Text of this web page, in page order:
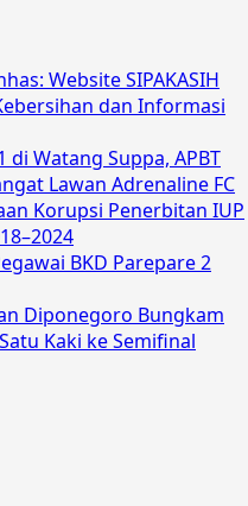
Website SIPAKASIH
dan Informasi
di Watang Suppa, APBT
Lawan Adrenaline FC
Korupsi Penerbitan IUP
BKD Parepare 2
Diponegoro Bungkam
Kaki ke Semifinal